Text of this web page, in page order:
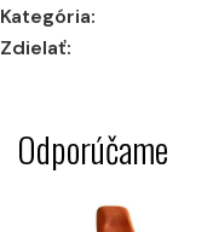
Kategória:
Zdielať:
Odporúčame